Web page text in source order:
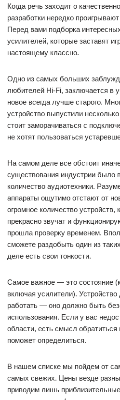
Когда речь заходит о
разработки нередко
Перед вами подборка
усилителей, которые заставят
настоящему классно.
Одно из самых больших
любителей Hi-Fi, заключается в
новое всегда лучше старого.
устройство выпустили
стоит заморачиваться с
не хотят пользоваться
На самом деле все обстоит
существования индустрии было
количество аудиотехники.
аппараты ощутимо отстают от
огромное количество устройств,
прекрасно звучат и
прошла проверку временем.
сможете раздобыть один из
деле есть свои тонкости.
Самое важное — это состояние
включая усилители).
работать — оно должно быть
использования. Если у вас
области, есть смысл
поможет определиться.
В нашем списке мы пойдем от
самых свежих. Цены везде
приводим лишь